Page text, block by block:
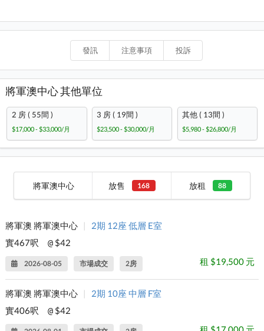
發訊 注意事項 投訴
將軍澳中心 其他單位
2 房 ( 55間 )
$17,000 - $33,000/月
3 房 ( 19間 )
$23,500 - $30,000/月
其他 ( 13間 )
$5,980 - $26,800/月
將軍澳中心 放售 168 放租 88
將軍澳 將軍澳中心 |
2期 12座 低層 E室
實467呎
@ $42
2026-08-05 市場成交 2房 租 $19,500 元
將軍澳 將軍澳中心 |
2期 10座 中層 F室
實406呎
@ $42